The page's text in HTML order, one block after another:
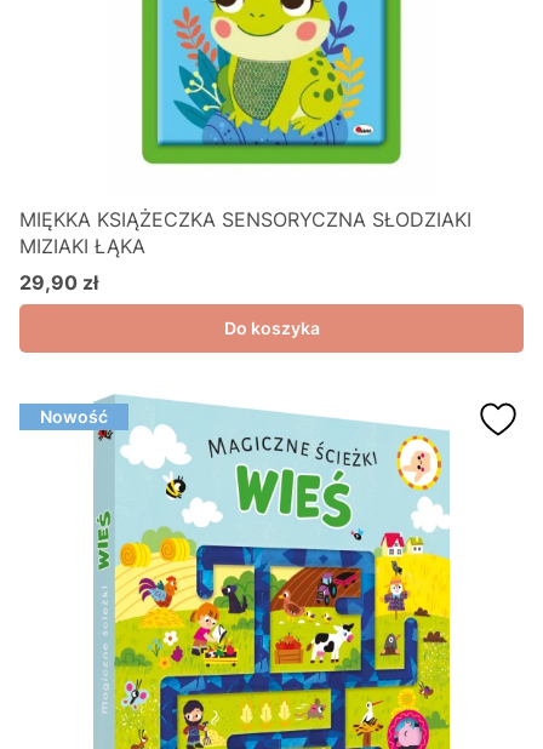
MIĘKKA KSIĄŻECZKA SENSORYCZNA SŁODZIAKI
MIZIAKI ŁĄKA
Cena
29,90 zł
Do koszyka
Nowość